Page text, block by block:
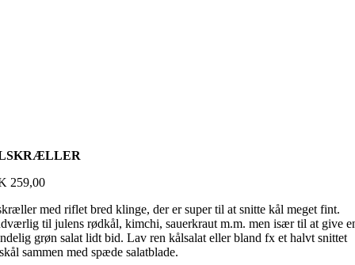
259,00
med riflet bred klinge, der er super til at snitte kål meget fint.
til julens rødkål, kimchi, sauerkraut m.m. men især til at give
grøn salat lidt bid. Lav ren kålsalat eller bland fx et halvt snittet
sammen med spæde salatblade.